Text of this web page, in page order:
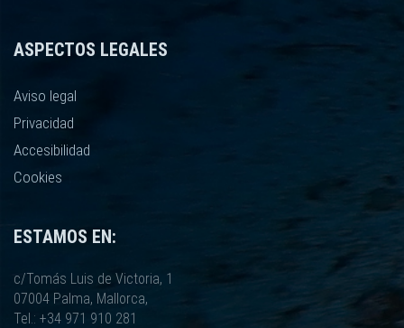
ASPECTOS LEGALES
Aviso legal
Privacidad
Accesibilidad
Cookies
ESTAMOS EN:
c/Tomás Luis de Victoria, 1
07004 Palma, Mallorca,
Tel.: +34 971 910 281